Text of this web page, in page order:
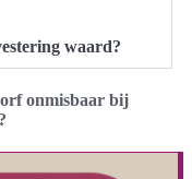
waard?
onmisbaar bij